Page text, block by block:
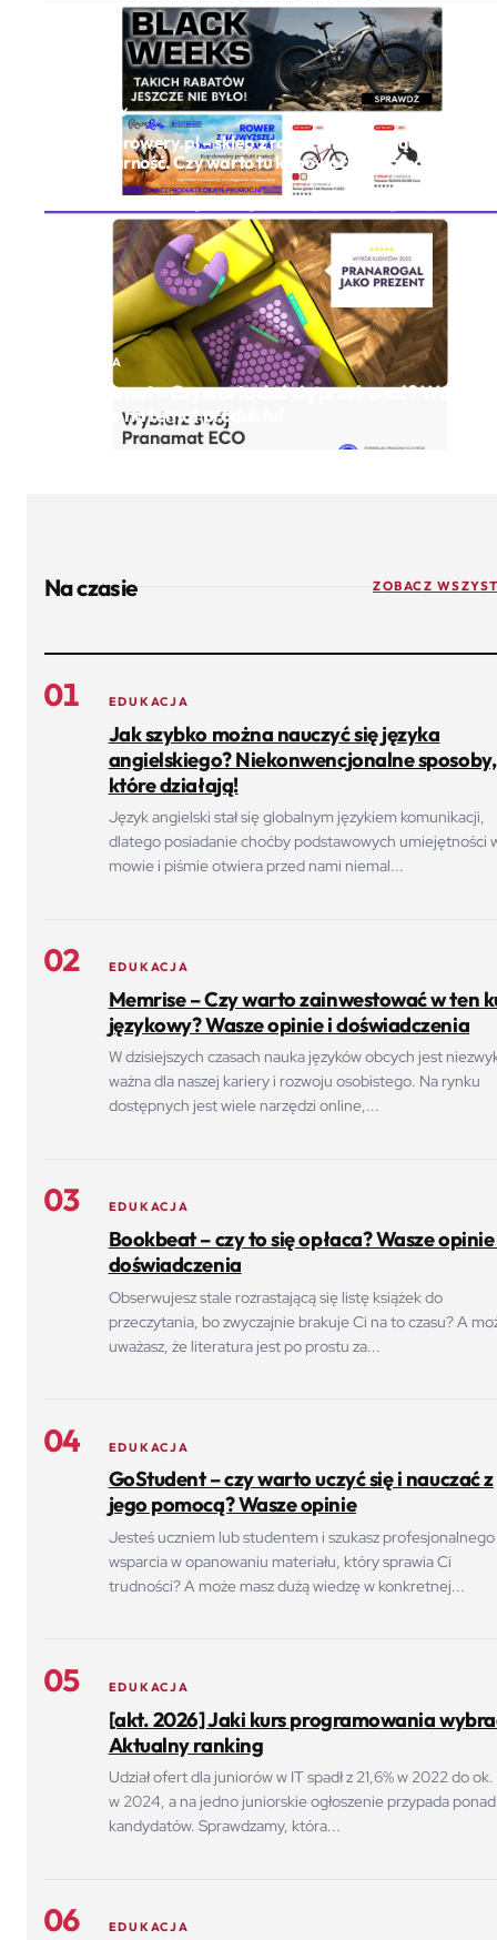
ZAKUPY
Sprint-rowery.pl – sklep z rowerami zyskujący
popularność. Czy warto tu kupować? Wasze opinie
URODA
Pranamat – Czy warto dać się przekonać? Wasze
opinie na temat produktu!
Na czasie ZOBACZ
01 EDUKACJA
Jak szybko można nauczyć się języka
angielskiego? Niekonwencjonalne sposoby,
które działają!
Język angielski stał się globalnym językiem komunikacji,
dlatego posiadanie choćby podstawowych umiejętności
mowie i piśmie otwiera przed nami niemal...
02 EDUKACJA
Memrise – Czy warto zainwestować w ten
językowy? Wasze opinie i doświadczenia
W dzisiejszych czasach nauka języków obcych jest
ważna dla naszej kariery i rozwoju osobistego. Na rynku
dostępnych jest wiele narzędzi online,...
03 EDUKACJA
Bookbeat – czy to się opłaca? Wasze
doświadczenia
Obserwujesz stale rozrastającą się listę książek do
przeczytania, bo zwyczajnie brakuje Ci na to czasu? A
uważasz, że literatura jest po prostu za...
04 EDUKACJA
GoStudent – czy warto uczyć się i nauczać z
jego pomocą? Wasze opinie
Jesteś uczniem lub studentem i szukasz profesjonalnego
wsparcia w opanowaniu materiału, który sprawia Ci
trudności? A może masz dużą wiedzę w konkretnej...
05 EDUKACJA
[akt. 2026] Jaki kurs programowania
Aktualny ranking
Udział ofert dla juniorów w IT spadł z 21,6% w 2022 do ok.
w 2024, a na jedno juniorskie ogłoszenie przypada
kandydatów. Sprawdzamy, która...
06 EDUKACJA